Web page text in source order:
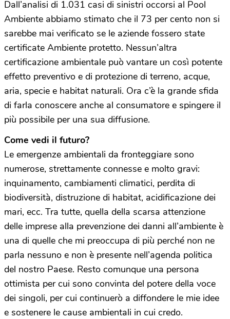
Dall’analisi di 1.031 casi di sinistri occorsi al Pool
Ambiente abbiamo stimato che il 73 per cento non si
sarebbe mai verificato se le aziende fossero state
certificate Ambiente protetto. Nessun’altra
certificazione ambientale può vantare un così potente
effetto preventivo e di protezione di terreno, acque,
aria, specie e habitat naturali. Ora c’è la grande sfida
di farla conoscere anche al consumatore e spingere il
più possibile per una sua diffusione.
Come vedi il futuro?
Le emergenze ambientali da fronteggiare sono
numerose, strettamente connesse e molto gravi:
inquinamento, cambiamenti climatici, perdita di
biodiversità, distruzione di habitat, acidificazione dei
mari, ecc. Tra tutte, quella della scarsa attenzione
delle imprese alla prevenzione dei danni all’ambiente è
una di quelle che mi preoccupa di più perché non ne
parla nessuno e non è presente nell’agenda politica
del nostro Paese. Resto comunque una persona
ottimista per cui sono convinta del potere della voce
dei singoli, per cui continuerò a diffondere le mie idee
e sostenere le cause ambientali in cui credo.